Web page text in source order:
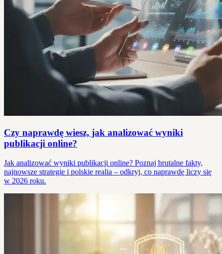
Czy naprawdę wiesz, jak analizować wyniki
publikacji online?
Jak analizować wyniki publikacji online? Poznaj brutalne fakty,
najnowsze strategie i polskie realia – odkryj, co naprawdę liczy się
w 2026 roku.